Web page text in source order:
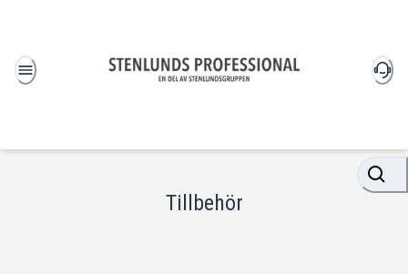
Tillbehör